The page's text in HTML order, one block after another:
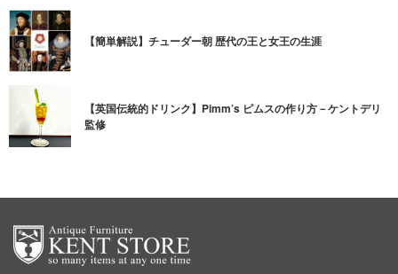
【簡単解説】チューダー朝 歴代の王と女王の生涯
【英国伝統的ドリンク】Pimm’s ピムスの作り方－ケントデリ
監修